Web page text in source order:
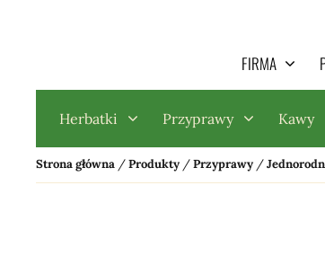
FIRMA
for:
Herbatki Przyprawy Kawy
Strona główna /Produkty /Przyprawy /